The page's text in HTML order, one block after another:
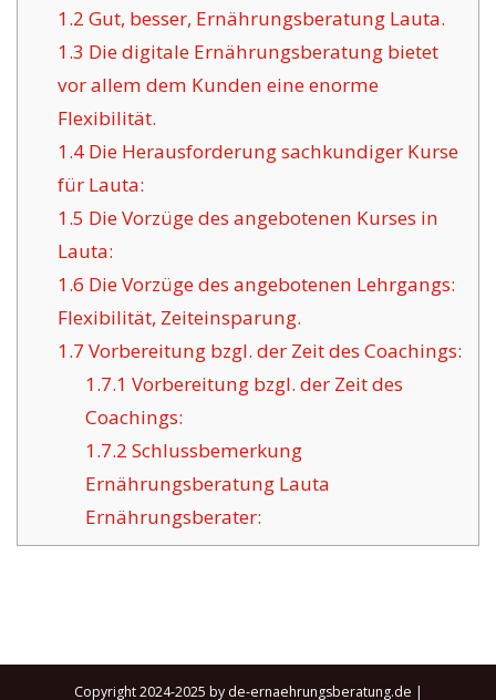
1.2 Gut, besser, Ernährungsberatung Lauta.
1.3 Die digitale Ernährungsberatung bietet
vor allem dem Kunden eine enorme
Flexibilität.
1.4Die Herausforderung sachkundiger Kurse
für Lauta:
1.5 Die Vorzüge des angebotenen Kurses in
Lauta:
1.6 Die Vorzüge des angebotenen Lehrgangs:
Flexibilität, Zeiteinsparung.
1.7 Vorbereitung bzgl. der Zeit des Coachings:
1.7.1 Vorbereitung bzgl. der Zeit des
Coachings:
1.7.2 Schlussbemerkung
Ernährungsberatung Lauta
Ernährungsberater:
Copyright 2024-2025 by de-ernaehrungsberatung.de |